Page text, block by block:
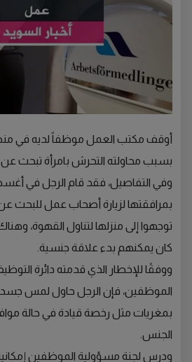
أوقف مكتب العمل موظفاً لديه في
بسبب محاولته التحرش بامرأة تبحث
وفي التفاصيل، فقد قام الرجل في
بمرافقتها لزيارة أصحاب عمل للبحث
توجهوا إلى منزلها لتناول القهوة،
كان يمكنهم بدء علاقة جنسية.
ووفقًا للإخطار الذي قدمته دائرة
الموظفين، فإن الرجل حاول لمس جسد
بمغريات مثل رخصة قيادة في حالة
الجنس.
ودرس لجنة مسؤولية الموظفين